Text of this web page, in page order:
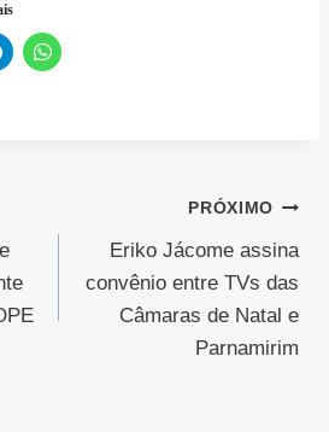
PRÓXIMO
Eriko Jácome assina
convênio entre TVs das
Câmaras de Natal e
Parnamirim